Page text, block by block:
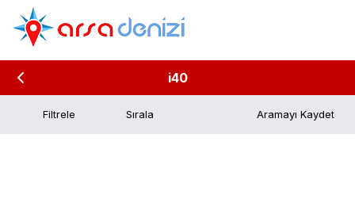
i40
Filtrele Aramayı Kaydet